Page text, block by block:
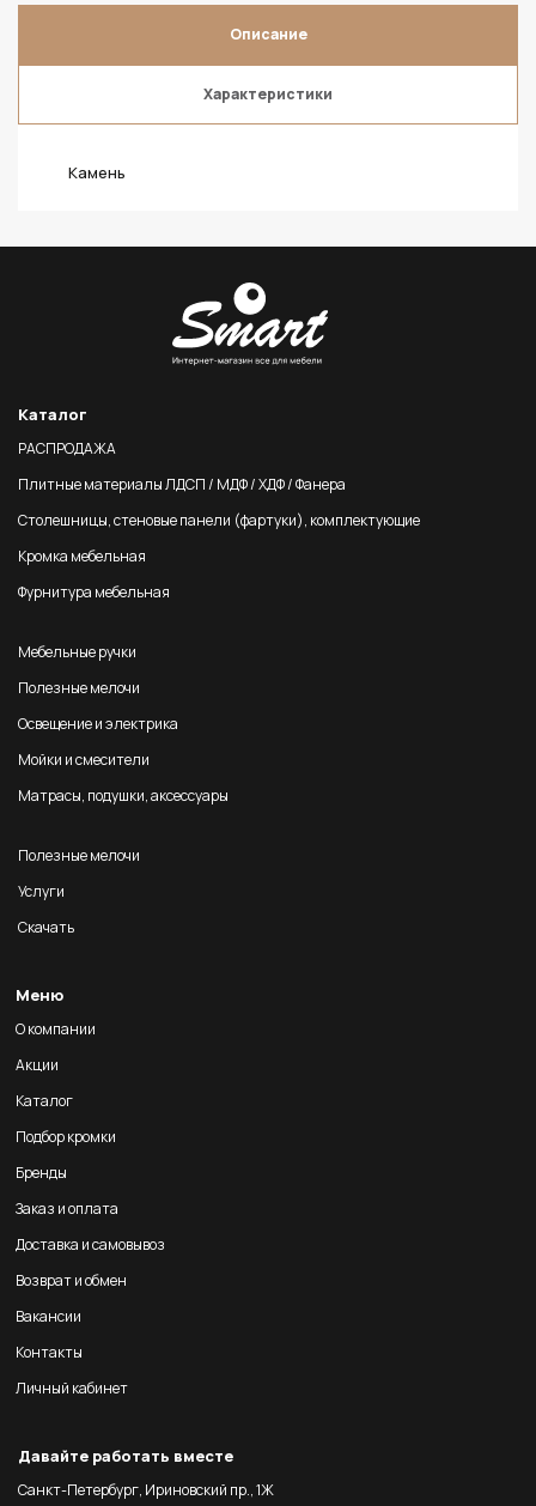
Описание
Характеристики
Камень
Каталог
РАСПРОДАЖА
Плитные материалы ЛДСП / МДФ / ХДФ / Фанера
Столешницы, стеновые панели (фартуки), комплектующие
Кромка мебельная
Фурнитура мебельная
Мебельные ручки
Полезные мелочи
Освещение и электрика
Мойки и смесители
Матрасы, подушки, аксессуары
Полезные мелочи
Услуги
Скачать
Меню
О компании
Акции
Каталог
Подбор кромки
Бренды
Заказ и оплата
Доставка и самовывоз
Возврат и обмен
Вакансии
Контакты
Личный кабинет
Давайте работать вместе
Санкт-Петербург, Ириновский пр., 1Ж